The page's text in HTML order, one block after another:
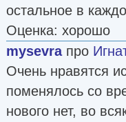
остальное в
Оценка: хорошо
mysevraпро
Очень нравятся
поменялось со
нового нет, во